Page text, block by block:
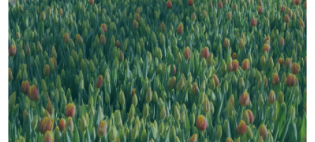
Zaxriddin Flower Plantation, питомник
Ташкентская область, Зангиатинский р-н, ул.
Канимаева, д. 9
«ЁЛЫ-ПАЛЫ», питомник декоративных
растений